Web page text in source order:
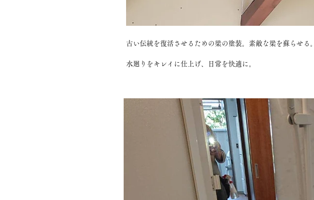
古い伝統を復活させるための梁の塗装。素敵な梁を蘇らせる。
水廻りをキレイに仕上げ、日常を快適に。